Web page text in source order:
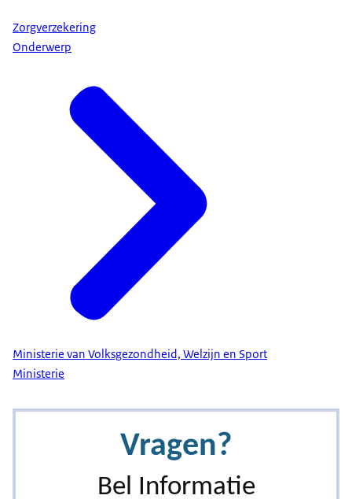
Zorgverzekering
Onderwerp
Ministerie van Volksgezondheid, Welzijn en Sport
Ministerie